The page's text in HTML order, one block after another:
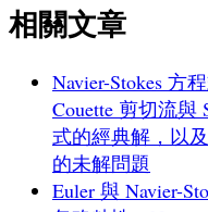
相關文章
Navier-Stokes 方
Couette 剪切流與
式的經典解，以
的未解問題
Euler 與 Navier-